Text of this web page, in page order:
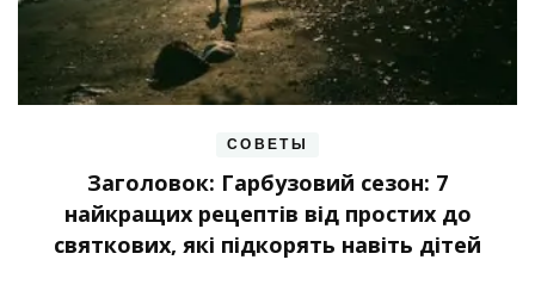
СОВЕТЫ
Заголовок: Гарбузовий сезон: 7
найкращих рецептів від простих до
святкових, які підкорять навіть дітей